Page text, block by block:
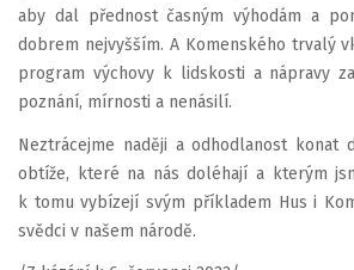
aby dal přednost časným výhodám a
dobrem nejvyšším. A Komenského trvalý
program výchovy k lidskosti a nápravy
poznání, mírnosti a nenásilí.
Neztrácejme naději a odhodlanost konat
obtíže, které na nás doléhají a kterým
k tomu vybízejí svým příkladem Hus i
svědci v našem národě.